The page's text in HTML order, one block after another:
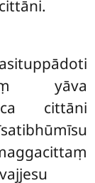
yāva
cittāni